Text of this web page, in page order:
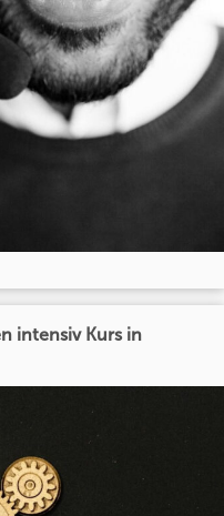
intensiv Kurs in